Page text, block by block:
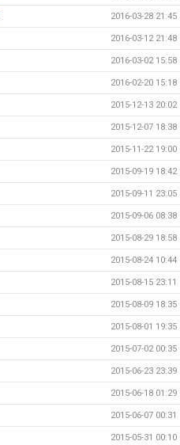
2016-03-28 21:45
2016-03-12 21:48
2016-03-02 15:58
2016-02-20 15:18
2015-12-13 20:02
2015-12-07 18:38
2015-11-22 19:00
2015-09-19 18:42
2015-09-11 23:05
2015-09-06 08:38
2015-08-29 18:58
2015-08-24 10:44
2015-08-15 23:11
2015-08-09 18:35
2015-08-01 19:35
2015-07-02 00:35
2015-06-23 23:39
2015-06-18 01:29
2015-06-07 00:31
2015-05-31 00:10